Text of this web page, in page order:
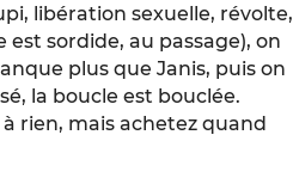
libération sexuelle, révolte,
sordide, au passage), on
plus que Janis, puis on
la boucle est bouclée.
rien, mais achetez quand